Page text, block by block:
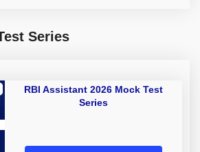
Series
RBI Assistant 2026 Mock Test
Series